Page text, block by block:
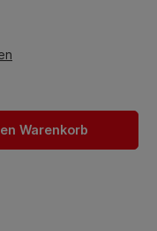
Wert ein oder
Warenkorb